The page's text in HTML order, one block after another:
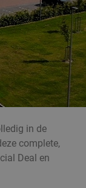
in de
complete,
Deal en